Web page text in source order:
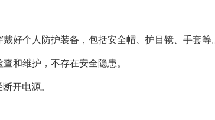
好个人防护装备，包括安全帽、护目镜、手套等。
和维护，不存在安全隐患。
开电源。